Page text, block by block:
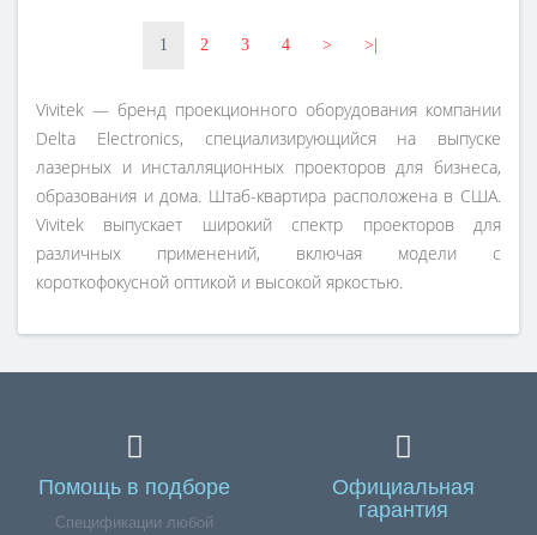
1 2 3 4 > >|
Vivitek — бренд проекционного оборудования компании
Delta Electronics, специализирующийся на выпуске
лазерных и инсталляционных проекторов для бизнеса,
образования и дома. Штаб-квартира расположена в США.
Vivitek выпускает широкий спектр проекторов для
различных применений, включая модели с
короткофокусной оптикой и высокой яркостью.
Помощь в подборе
Спецификации любой
Официальная
гарантия